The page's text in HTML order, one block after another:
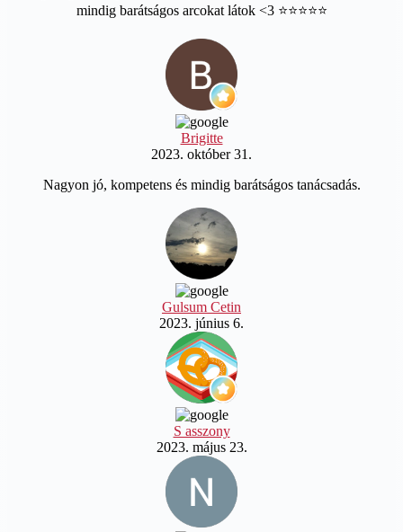
mindig barátságos arcokat látok <3 ⭐️⭐️⭐️⭐️⭐️
Brigitte
2023. október 31.
Nagyon jó, kompetens és mindig barátságos tanácsadás.
Gulsum Cetin
2023. június 6.
S asszony
2023. május 23.